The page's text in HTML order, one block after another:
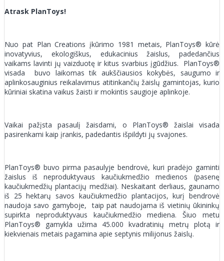
Atrask PlanToys!
Nuo pat Plan Creations įkūrimo 1981 metais, PlanToys® kūrė
inovatyvius, ekologiškus, edukacinius žaislus, padedančius
vaikams lavinti jų vaizduotę ir kitus svarbius įgūdžius. PlanToys®
visada buvo laikomas tik aukščiausios kokybės, saugumo ir
aplinkosauginius reikalavimus atitinkančių žaislų gamintojas, kurio
kūriniai skatina vaikus žaisti ir mokintis saugioje aplinkoje.
Vaikai pažįsta pasaulį žaisdami, o PlanToys® žaislai visada
pasirenkami kaip įrankis, padedantis išpildyti jų svajones.
PlanToys® buvo pirma pasaulyje bendrovė, kuri pradėjo gaminti
žaislus iš neproduktyvaus kaučiukmedžio medienos (pasenę
kaučiukmedžių plantacijų medžiai). Neskaitant derliaus, gaunamo
iš 25 hektarų savos kaučiukmedžio plantacijos, kurį bendrovė
naudoja savo gamyboje, taip pat naudojama iš vietinių ūkininkų
supirkta neproduktyvaus kaučiukmedžio mediena. Šiuo metu
PlanToys® gamykla užima 45.000 kvadratinių metrų plotą ir
kiekvienais metais pagamina apie septynis milijonus žaislų.